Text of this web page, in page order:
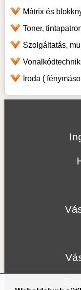
Mátrix és
Toner,
Szolgáltatás,
Iroda (